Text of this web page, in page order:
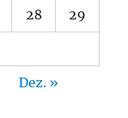
28 29
Dez. »